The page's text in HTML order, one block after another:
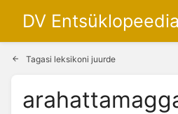
DV Entsüklopeedia
Tagasi leksikoni juurde